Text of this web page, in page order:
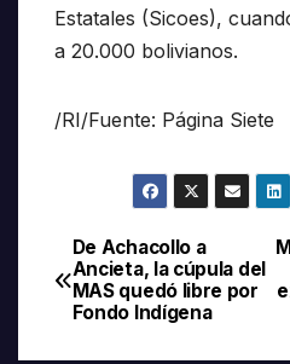
Estatales (Sicoes),
a 20.000 bolivianos.
/RI/Fuente: Página Siete
Navegación
de
De Achacollo a
Ancieta, la cúpula del
MAS quedó libre por
Fondo Indígena